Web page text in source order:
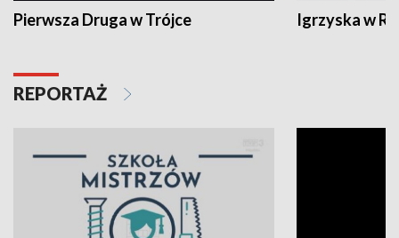
Pierwsza Druga w Trójce Igrzyska w
REPORTAŻ